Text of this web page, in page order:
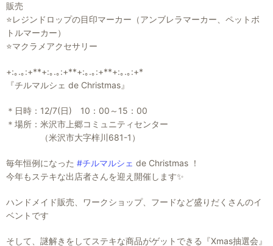
販売
⭐レジンドロップの目印マーカー（アンブレラマーカー、ペットボ
トルマーカー）
⭐マクラメアクセサリー
+:｡.｡:+**+:｡.｡:+**+:｡.｡:+**+:｡.｡:+*
『チルマルシェ de Christmas』
＊日時：12/7(日) 10：00～15：00
＊場所：米沢市上郷コミュニティセンター
（米沢市大字梓川681-1）
毎年恒例になった #チルマルシェ de Christmas ！
今年もステキな出店者さんを迎え開催します✨
ハンドメイド販売、ワークショップ、フードなど盛りだくさんのイ
ベントです
そして、謎解きをしてステキな商品がゲットできる『Xmas抽選会』